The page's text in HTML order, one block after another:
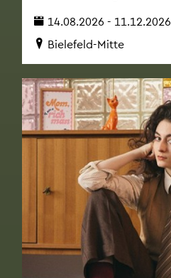
14.08.2026 - 11.12.2026
Bie­le­feld-Mitte